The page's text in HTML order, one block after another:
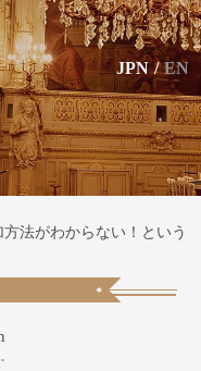
JPN / EN
法がわからない！という